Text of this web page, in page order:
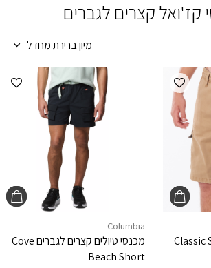
קז'ואל קצרים לגברים
מיון ברירת מחדל
הוספה למועדפים
Classic
Columbia
מכנסי טיולים קצרים לגבריםCove
Beach Short